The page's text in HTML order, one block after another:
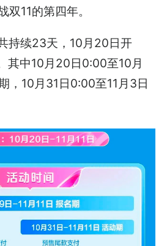
11的第四年。
持续23天，10月20日开
其中10月20日0:00至10月
，10月31日0:00至11月3日